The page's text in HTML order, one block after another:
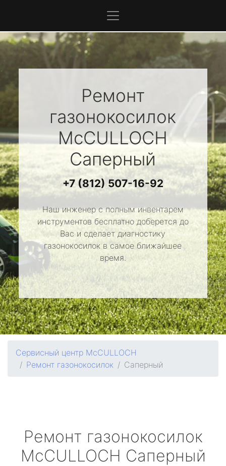
Ремонт
газонокосилок
McCULLOCH
Саперный
+7 (812) 507-16-92
Наш инженер с полным инвентарем
инструментов бесплатно доберется до
Вас и сделает диагностику
газонокосилок в самое ближайшее
время.
Сервисный центр McCULLOCH
Ремонт газонокосилок
Саперный
Ремонт газонокосилок
McCULLOCH Саперный